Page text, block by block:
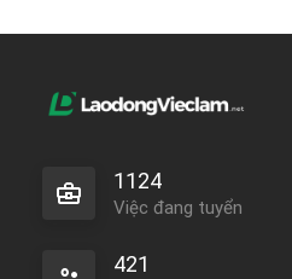
1124
Việc đang tuyển
421